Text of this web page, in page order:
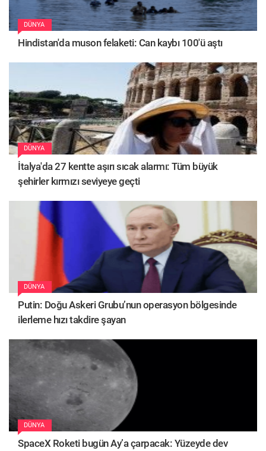
DÜNYA
Hindistan'da muson felaketi: Can kaybı 100'ü aştı
DÜNYA
İtalya'da 27 kentte aşırı sıcak alarmı: Tüm büyük
şehirler kırmızı seviyeye geçti
DÜNYA
Putin: Doğu Askeri Grubu’nun operasyon bölgesinde
ilerleme hızı takdire şayan
DÜNYA
SpaceX Roketi bugün Ay’a çarpacak: Yüzeyde dev